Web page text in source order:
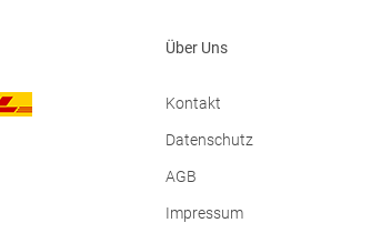
Über Uns
Kontakt
Datenschutz
AGB
Impressum